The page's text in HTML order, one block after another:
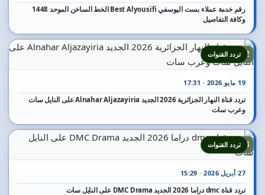
رقم خدمة عملاء بست اليوسفي Best Alyousifi الخط الساخن الموحد 1448
وكافة التفاصيل
12
19 مايو 2026 · 17:31
تردد قناة النهار الجزائرية 2026 الجديد Alnahar Aljazayiria على النايل سات
وعرب سات
تردد القنوات
13
27 أبريل 2026 · 15:29
تردد قناة dmc دراما 2026 الجديد DMC Drama على النايل سات
تردد القنوات